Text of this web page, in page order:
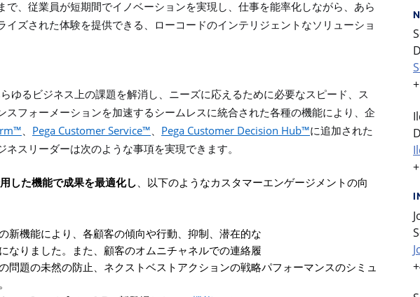
で、従業員が短期間でイノベーションを実現し、仕事を能率化しながら、あら
イズされた体験を提供できる、ローコードのインテリジェントなソリューショ
ゆるビジネス上の課題を解消し、ニーズに応えるために必要なスピード、ス
スフォーメーションを加速するシームレスに統合された各種の機能により、企
Pega Customer Service™ Pega Customer Decision Hub™に追加された
スリーダーは次のような事項を実現できます。
した機能で成果を最適化し 、以下のようなカスタマーエンゲージメントの向
新機能により、各顧客の傾向や行動、抑制、潜在的な
なりました。また、顧客のオムニチャネルでの連絡履
問題の未然の防止、ネクストベストアクションの戦略パフォーマンスのシミュ